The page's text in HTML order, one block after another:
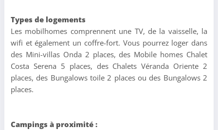
Types de logements
Les mobilhomes comprennent une TV, de la vaisselle, la
wifi et également un coffre-fort. Vous pourrez loger dans
des Mini-villas Onda 2 places, des Mobile homes Chalet
Costa Serena 5 places, des Chalets Véranda Oriente 2
places, des Bungalows toile 2 places ou des Bungalows 2
places.
Campings à proximité :